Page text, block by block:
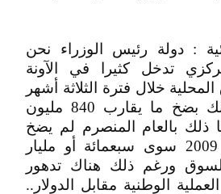
: دولة رئيس الوزراء نحن
تدخل كثيرا في الآونة
خلال فترة الثلاثة أشهر
المنصرمة قام البنك بضخ ما يقارب 840 مليون
ذلك بالعام المنصرم لم يضخ
البنك خلال العام 2009 سوى سبعمائة أو مليار
ورغم ذلك هناك تدهور
الوطنية مقابل الدولار..